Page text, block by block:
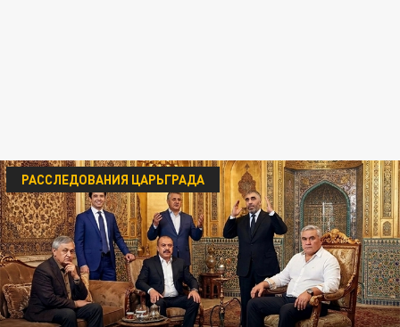
РАССЛЕДОВАНИЯ ЦАРЬГРАДА